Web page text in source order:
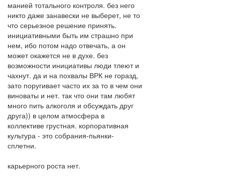
манией тотального контроля. без него
никто даже занавески не выберет, не то
что серьезное решение принять.
инициативными быть им страшно при
нем, ибо потом надо отвечать, а он
может окажется не в духе. без
возможности инициативы люди тлеют и
чахнут. да и на похвалы ВРК не горазд,
зато поругивает часто их за то в чем они
виноваты и нет. так что они там любят
много пить алкоголя и обсуждать друг
друга)) в целом атмосфера в
коллективе грустная. корпоративная
культура - это собрания-пьянки-
сплетни.
карьерного роста нет.